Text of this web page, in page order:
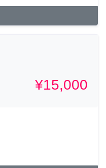
¥15,000